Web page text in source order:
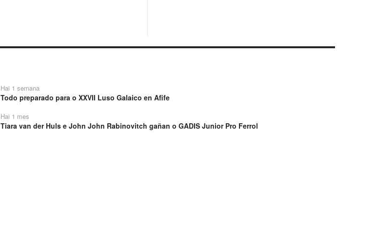
Hai 1 semana
Todo preparado para o XXVII Luso Galaico en Afife
Hai 1 mes
Tiara van der Huls e John John Rabinovitch gañan o GADIS Junior Pro Ferrol